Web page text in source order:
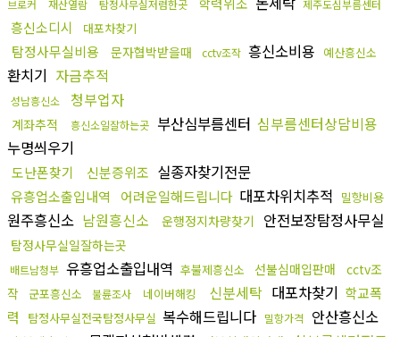
브로커
재산열람 탐정사무실저렴한곳 제주도심부름센터
흥신소디시 대포차찾기
탐정사무실비용 문자협박받을때 cctv조작 흥신소비용 예산흥신소
환치기 자금추적
성남흥신소 청부업자
계좌추적 흥신소일잘하는곳 부산심부름센터 심부름센터상담비용
누명씌우기
도난폰찾기 신분증위조 실종자찾기전문
유흥업소출입내역 어려운일해드립니다 대포차위치추적 밀항비용
원주흥신소 남원흥신소 운행정지차량찾기 안전보장탐정사무실
탐정사무실일잘하는곳
배트남청부 유흥업소출입내역 후불제흥신소 선불심매입판매
cctv조
작
군포흥신소 불륜조사 네이버해킹 신분세탁 대포차찾기 학교폭
력
탐정사무실전국탐정사무실 복수해드립니다 밀항가격 안산흥신소